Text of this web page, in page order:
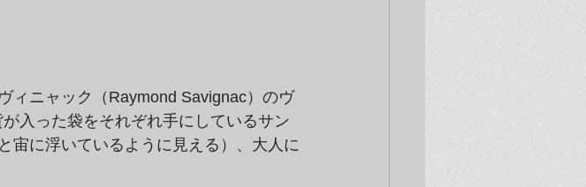
ィニャック（Raymond Savignac）のヴ
入った袋をそれぞれ手にしているサン
宙に浮いているように見える）、大人に